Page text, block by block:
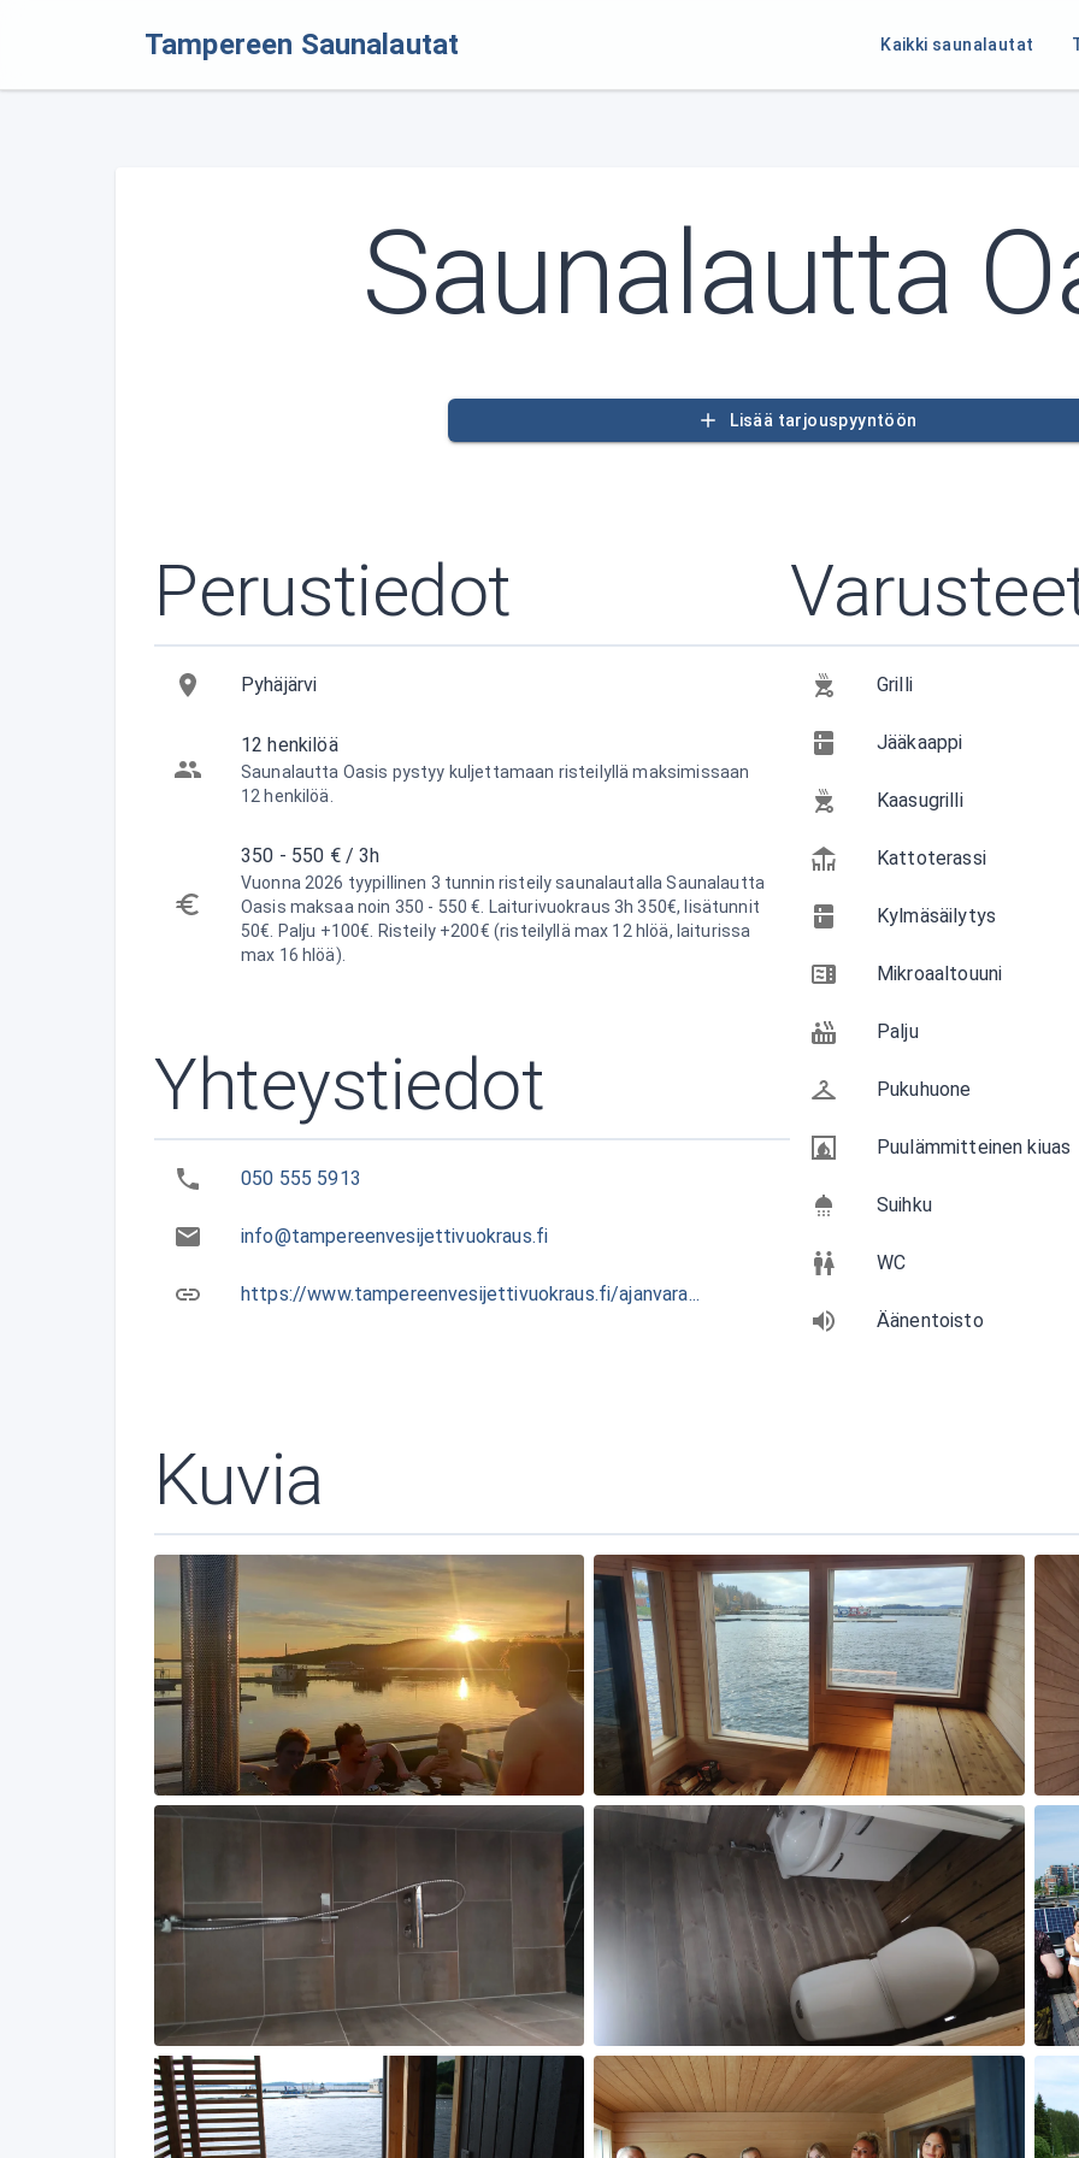
Tampereen Saunalautat Kaikki saunalautat
Saunalautta
Lisää tarjouspyyntöön
Perustiedot
Pyhäjärvi
12 henkilöä
Saunalautta Oasis pystyy kuljettamaan risteilyllä maksimissaan
12 henkilöä.
350 - 550 € / 3h
Vuonna 2026 tyypillinen 3 tunnin risteily saunalautalla Saunalautta
Oasis maksaa noin 350 - 550 €. Laiturivuokraus 3h 350€, lisätunnit
50€. Palju +100€. Risteily +200€ (risteilyllä max 12 hlöä, laiturissa
max 16 hlöä).
Yhteystiedot
050 555 5913
info@tampereenvesijettivuokraus.fi
https://www.tampereenvesijettivuokraus.fi/ajanvara...
Grilli
Jääkaappi
Kaasugrilli
Kattoterassi
Kylmäsäilytys
Mikroaaltouuni
Palju
Pukuhuone
Puulämmitteinen kiuas
Suihku
WC
Äänentoisto
Kuvia